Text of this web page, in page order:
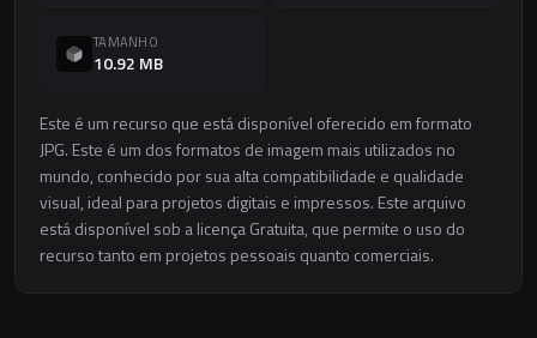
TAMANHO
10.92 MB
Este é um recurso que está disponível oferecido em formato
JPG. Este é um dos formatos de imagem mais utilizados no
mundo, conhecido por sua alta compatibilidade e qualidade
visual, ideal para projetos digitais e impressos. Este arquivo
está disponível sob a licença Gratuita, que permite o uso do
recurso tanto em projetos pessoais quanto comerciais.